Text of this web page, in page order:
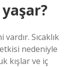
Sıcaklık
etkisi nedeniyle
kışlar ve iç